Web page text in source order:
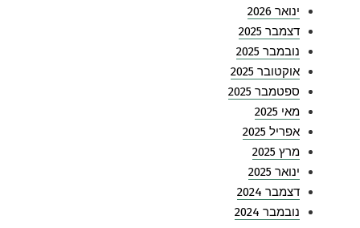
ינואר 2026
דצמבר 2025
נובמבר 2025
אוקטובר 2025
ספטמבר 2025
מאי 2025
אפריל 2025
מרץ 2025
ינואר 2025
דצמבר 2024
נובמבר 2024